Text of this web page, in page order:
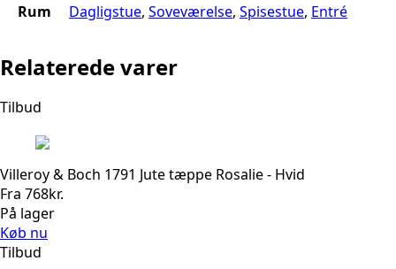
Rum Dagligstue, Soveværelse, Spisestue, Entré
Relaterede varer
Tilbud
Villeroy & Boch 1791 Jute tæppe Rosalie - Hvid
Fra 768kr.
På lager
Køb nu
Tilbud